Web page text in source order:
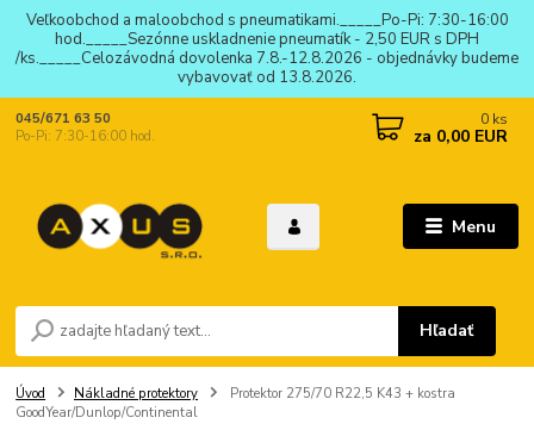
Veľkoobchod a maloobchod s pneumatikami._____Po-Pi: 7:30-16:00
hod._____Sezónne uskladnenie pneumatík - 2,50 EUR s DPH
/ks._____Celozávodná dovolenka 7.8.-12.8.2026 - objednávky budeme
vybavovať od 13.8.2026.
Menu
Hľadať
045/671 63 50
Po-Pi: 7:30-16:00 hod.
0 ks
za 0,00 EUR
Úvod Nákladné protektory
Protektor 275/70 R22,5 K43 + kostra
GoodYear/Dunlop/Continental